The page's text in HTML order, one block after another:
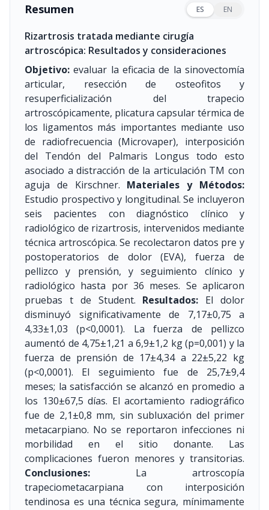
Resumen ES EN
Rizartrosis tratada mediante cirugía
artroscópica: Resultados y consideraciones
Objetivo: evaluar la eficacia de la sinovectomía
articular, resección de osteofitos y
resuperficialización del trapecio
artroscópicamente, plicatura capsular térmica de
los ligamentos más importantes mediante uso
de radiofrecuencia (Microvaper), interposición
del Tendón del Palmaris Longus todo esto
asociado a distracción de la articulación TM con
aguja de Kirschner. Materiales y Métodos:
Estudio prospectivo y longitudinal. Se incluyeron
seis pacientes con diagnóstico clínico y
radiológico de rizartrosis, intervenidos mediante
técnica artroscópica. Se recolectaron datos pre y
postoperatorios de dolor (EVA), fuerza de
pellizco y prensión, y seguimiento clínico y
radiológico hasta por 36 meses. Se aplicaron
pruebas t de Student. Resultados: El dolor
disminuyó significativamente de 7,17±0,75 a
4,33±1,03 (p<0,0001). La fuerza de pellizco
aumentó de 4,75±1,21 a 6,9±1,2 kg (p=0,001) y la
fuerza de prensión de 17±4,34 a 22±5,22 kg
(p<0,0001). El seguimiento fue de 25,7±9,4
meses; la satisfacción se alcanzó en promedio a
los 130±67,5 días. El acortamiento radiográfico
fue de 2,1±0,8 mm, sin subluxación del primer
metacarpiano. No se reportaron infecciones ni
morbilidad en el sitio donante. Las
complicaciones fueron menores y transitorias.
Conclusiones: La artroscopía
trapeciometacarpiana con interposición
tendinosa es una técnica segura, mínimamente